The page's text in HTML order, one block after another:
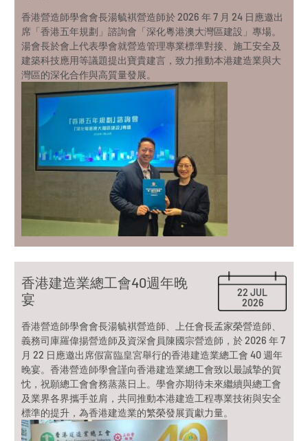
香港營造師學會會長湯毓褀營造師於 2026 年 7 月 24 日應邀出
席「香港五年規劃」諮詢會「深化粵港澳大灣區建設」專場。
湯會長於會上代表學會就營造管理專業標準對接、施工安全及
建築科技應用等議題提出寶貴建言，致力推動本港建造業與大
灣區的深化合作與高質量發展。
22 JUL
2026
香港建造業總工會40週年晚
宴
香港營造師學會會長湯毓褀營造師、上任會長孟家榮營造師、
義務司庫羅偉揚營造師及資深會員陳國宗營造師，於 2026 年 7
月 22 日應邀出席假富臨皇宮舉行的香港建造業總工會 40 週年
晚宴。香港營造師學會謹向香港建造業總工會致以最誠摯的賀
忱，祝願總工會會務蒸蒸日上。學會亦期待未來繼續與總工會
及業界各界攜手並肩，共同推動本港建造工程專業技術與安全
標準的提升，為香港建造業的繁榮發展貢獻力量。